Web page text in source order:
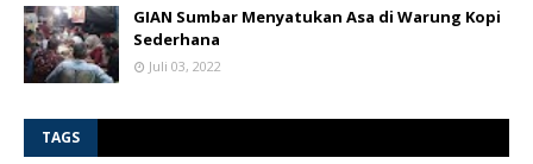
GIAN Sumbar Menyatukan Asa di Warung Kopi
Sederhana
Juli 03, 2022
TAGS